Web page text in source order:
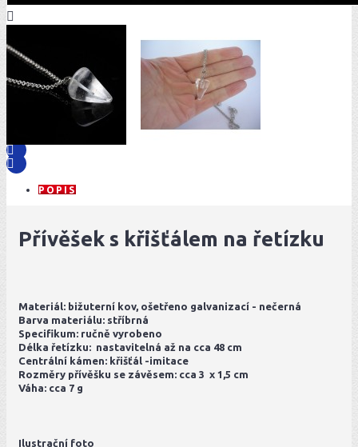
POPIS
Přívěšek s křišťálem na řetízku
Materiál: bižuterní kov, ošetřeno galvanizací - nečerná
Barva materiálu: stříbrná
Specifikum: ručně vyrobeno
Délka řetízku: nastavitelná až na cca 48 cm
Centrální kámen: křišťál -imitace
Rozměry přívěšku se závěsem: cca 3 x 1,5 cm
Váha: cca 7 g
Ilustrační foto